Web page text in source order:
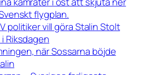
flygplan.
politiker vill göra Stalin Stolt
Riksdagen
när Sossarna böjde